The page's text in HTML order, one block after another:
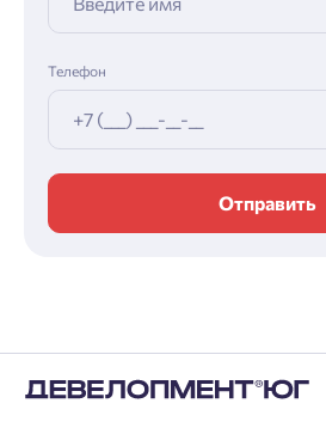
Телефон
Отправить